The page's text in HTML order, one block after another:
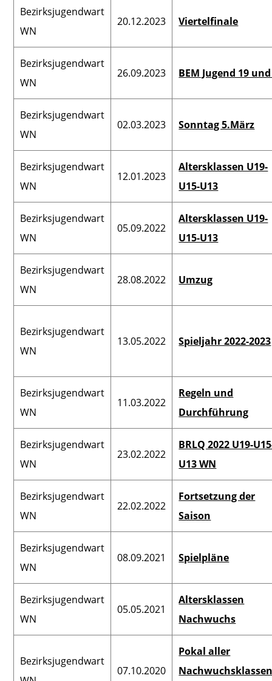
Vorsitzender
Datenschutzbeauftragter
Bezirksjugendwart
WN
20.12.2023 Viertelfinale
Bezirksjugendwart
WN
26.09.2023 BEM Jugend 19
Bezirksjugendwart
WN
02.03.2023 Sonntag 5.März
Bezirksjugendwart
WN
12.01.2023
Altersklassen U19-
U15-U13
Bezirksjugendwart
WN
05.09.2022
Altersklassen U19-
U15-U13
Bezirksjugendwart
WN
28.08.2022 Umzug
Bezirksjugendwart
WN
13.05.2022 Spieljahr 2022-2023
Bezirksjugendwart
WN
11.03.2022
Regeln und
Durchführung
Bezirksjugendwart
WN
23.02.2022
BRLQ 2022 U19-
U13 WN
Bezirksjugendwart
WN
22.02.2022
Fortsetzung der
Saison
Bezirksjugendwart
WN
08.09.2021 Spielpläne
Bezirksjugendwart
WN
05.05.2021
Altersklassen
Nachwuchs
Bezirksjugendwart
07.10.2020
Pokal aller